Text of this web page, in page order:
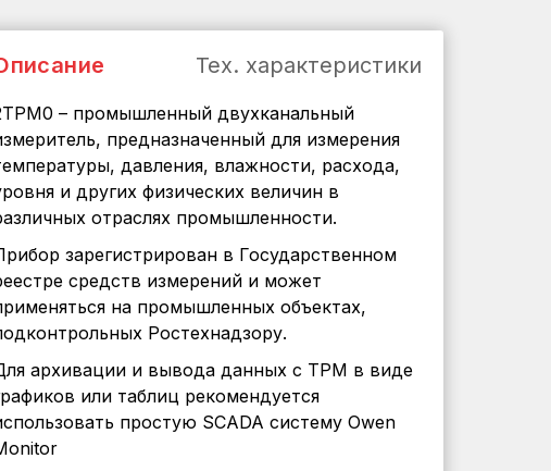
Тех. характеристики
– промышленный двухканальный
предназначенный для измерения
давления, влажности, расхода,
и других физических величин в
отраслях промышленности.
зарегистрирован в Государственном
средств измерений и может
на промышленных объектах,
Ростехнадзору.
архивации и вывода данных с ТРМ в виде
или таблиц рекомендуется
простую SCADA систему Owen